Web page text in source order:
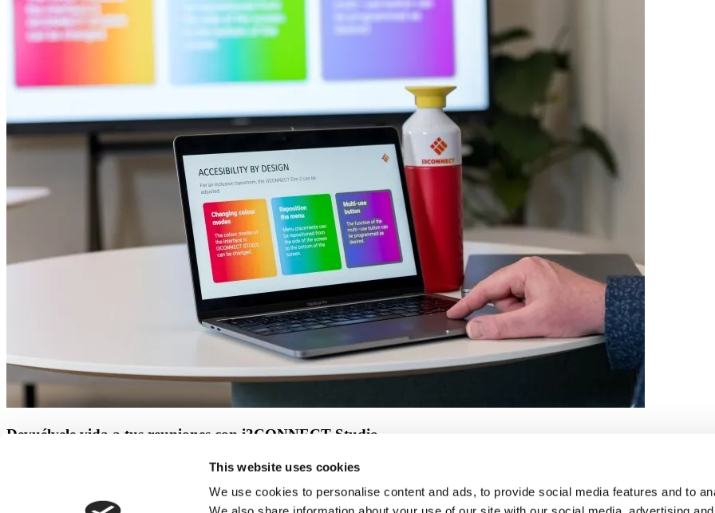
This website uses cookies
We use cookies to personalise content and ads, to provide social media features and to
Devuélvele vida a tus reuniones con i3CONNECT Studio
3CONNECT Studio es tu interfaz uniforme y totalmente personalizable, incluida con cada pantalla i3CONNECT. Potente, intuitiva y
Desde talleres y sesiones de brainstorming hasta reuniones híbridas e interactivas, i3CONNECT Studio te ayuda a presentar, planificar y
mantiene el foco, y Juan de IT al fin podrá tachar tareas sin que lo llamen otra vez a arreglar la pantalla.